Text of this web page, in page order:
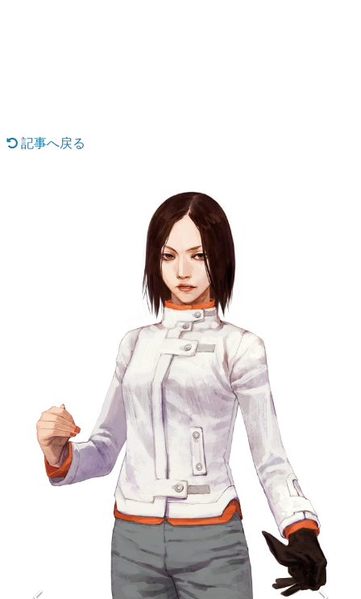
具体的な形から解き明かしていく、硬派で骨太な評論連載
ゲームが変えた日本語
「経験値」「裏技」「ラスボス」… ゲームにまつわる言葉
の起源や用法の変遷を、コンピューター文化史研究家・タ
イニーP氏が徹底調査。
女性向け
アプリレビュー
その他
電ファミニコゲーマーとは？
運営：株式会社マレ
記事へ戻る